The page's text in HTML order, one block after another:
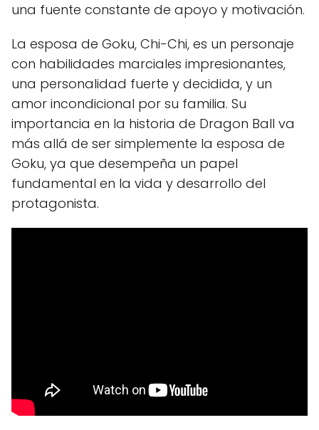
una fuente constante de apoyo y motivación.
La esposa de Goku, Chi-Chi, es un personaje
con habilidades marciales impresionantes,
una personalidad fuerte y decidida, y un
amor incondicional por su familia. Su
importancia en la historia de Dragon Ball va
más allá de ser simplemente la esposa de
Goku, ya que desempeña un papel
fundamental en la vida y desarrollo del
protagonista.